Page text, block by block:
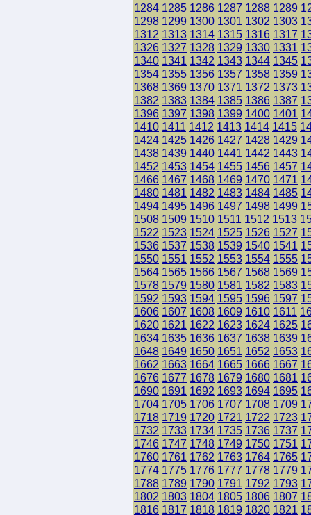
1284 1285 1286 1287 1288 1289
1298 1299 1300 1301 1302 1303
1312 1313 1314 1315 1316 1317
1326 1327 1328 1329 1330 1331
1340 1341 1342 1343 1344 1345
1354 1355 1356 1357 1358 1359
1368 1369 1370 1371 1372 1373
1382 1383 1384 1385 1386 1387
1396 1397 1398 1399 1400 1401
1410 1411 1412 1413 1414 1415
1424 1425 1426 1427 1428 1429
1438 1439 1440 1441 1442 1443
1452 1453 1454 1455 1456 1457
1466 1467 1468 1469 1470 1471
1480 1481 1482 1483 1484 1485
1494 1495 1496 1497 1498 1499
1508 1509 1510 1511 1512 1513
1522 1523 1524 1525 1526 1527
1536 1537 1538 1539 1540 1541
1550 1551 1552 1553 1554 1555
1564 1565 1566 1567 1568 1569
1578 1579 1580 1581 1582 1583
1592 1593 1594 1595 1596 1597
1606 1607 1608 1609 1610 1611
1620 1621 1622 1623 1624 1625
1634 1635 1636 1637 1638 1639
1648 1649 1650 1651 1652 1653
1662 1663 1664 1665 1666 1667
1676 1677 1678 1679 1680 1681
1690 1691 1692 1693 1694 1695
1704 1705 1706 1707 1708 1709
1718 1719 1720 1721 1722 1723
1732 1733 1734 1735 1736 1737
1746 1747 1748 1749 1750 1751
1760 1761 1762 1763 1764 1765
1774 1775 1776 1777 1778 1779
1788 1789 1790 1791 1792 1793
1802 1803 1804 1805 1806 1807
1816 1817 1818 1819 1820 1821